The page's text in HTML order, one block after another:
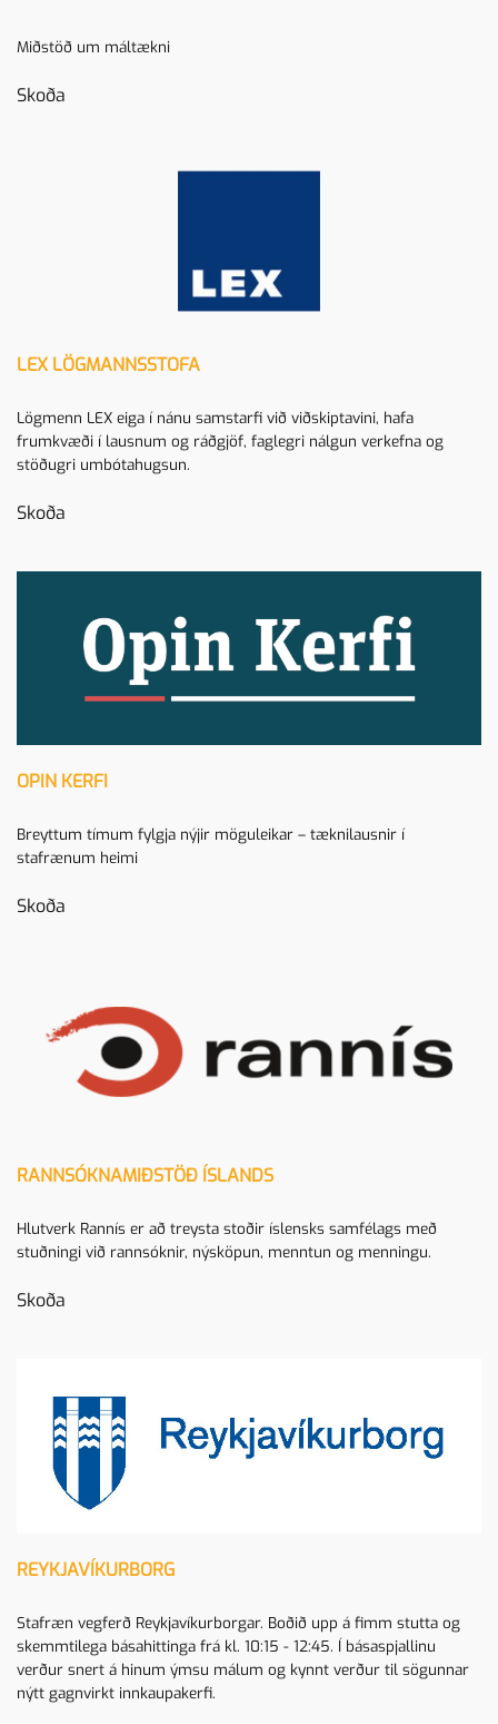
Miðstöð um máltækni
Skoða
LEX LÖGMANNSSTOFA
Lögmenn LEX eiga í nánu samstarfi við viðskiptavini, hafa
frumkvæði í lausnum og ráðgjöf, faglegri nálgun verkefna og
stöðugri umbótahugsun.
Skoða
OPIN KERFI
Breyttum tímum fylgja nýjir möguleikar – tæknilausnir í
stafrænum heimi
Skoða
RANNSÓKNAMIÐSTÖÐ ÍSLANDS
Hlutverk Rannís er að treysta stoðir íslensks samfélags með
stuðningi við rannsóknir, nýsköpun, menntun og menningu.
Skoða
REYKJAVÍKURBORG
Stafræn vegferð Reykjavíkurborgar. Boðið upp á fimm stutta og
skemmtilega básahittinga frá kl. 10:15 - 12:45. Í básaspjallinu
verður snert á hinum ýmsu málum og kynnt verður til sögunnar
nýtt gagnvirkt innkaupakerfi.